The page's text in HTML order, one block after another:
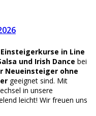
in Line
und Irish Dance bei
Neueinsteiger ohne
geeignet sind. Mit
in unsere
leicht! Wir freuen uns